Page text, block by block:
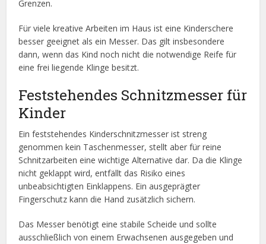
Grenzen.
Für viele kreative Arbeiten im Haus ist eine Kinderschere
besser geeignet als ein Messer. Das gilt insbesondere
dann, wenn das Kind noch nicht die notwendige Reife für
eine frei liegende Klinge besitzt.
Feststehendes Schnitzmesser für
Kinder
Ein feststehendes Kinderschnitzmesser ist streng
genommen kein Taschenmesser, stellt aber für reine
Schnitzarbeiten eine wichtige Alternative dar. Da die Klinge
nicht geklappt wird, entfällt das Risiko eines
unbeabsichtigten Einklappens. Ein ausgeprägter
Fingerschutz kann die Hand zusätzlich sichern.
Das Messer benötigt eine stabile Scheide und sollte
ausschließlich von einem Erwachsenen ausgegeben und